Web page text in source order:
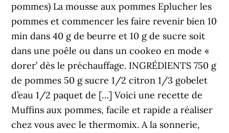
pommes) La mousse aux pommes Eplucher les
pommes et commencer les faire revenir bien 10
min dans 40 g de beurre et 10 g de sucre soit
dans une poêle ou dans un cookeo en mode «
dorer’ dès le préchauffage. INGRÉDIENTS 750 g
de pommes 50 g sucre 1/2 citron 1/3 gobelet
d’eau 1/2 paquet de […] Voici une recette de
Muffins aux pommes, facile et rapide a réaliser
chez vous avec le thermomix. A la sonnerie,